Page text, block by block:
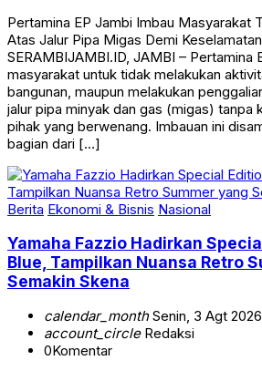
Pertamina EP Jambi Imbau Masyarakat
Atas Jalur Pipa Migas Demi
SERAMBIJAMBI.ID, JAMBI – Pertamina
masyarakat untuk tidak melakukan
bangunan, maupun melakukan
jalur pipa minyak dan gas (migas) tanpa
pihak yang berwenang. Imbauan ini
bagian dari […]
Berita Ekonomi & Bisnis Nasional
Yamaha Fazzio Hadirkan
Blue, Tampilkan Nuansa Retro
Semakin Skena
calendar_monthSenin, 3 Agt 2026
account_circleRedaksi
0Komentar